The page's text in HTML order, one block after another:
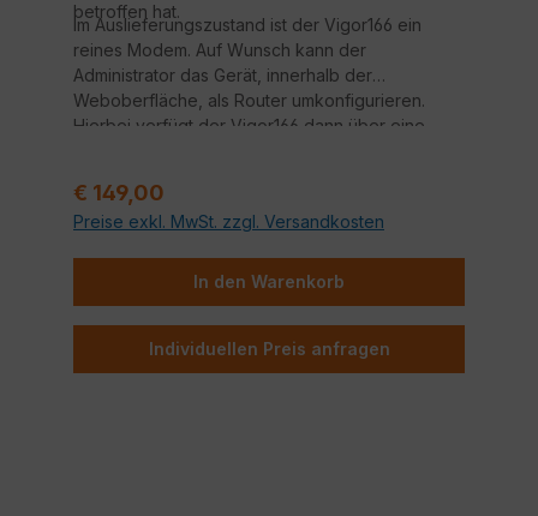
betroffen hat.
Im Auslieferungszustand ist der Vigor166 ein
reines Modem. Auf Wunsch kann der
Administrator das Gerät, innerhalb der
Weboberfläche, als Router umkonfigurieren.
Hierbei verfügt der Vigor166 dann über eine
Regulärer Preis:
€ 149,00
Preise exkl. MwSt. zzgl. Versandkosten
In den Warenkorb
Individuellen Preis anfragen